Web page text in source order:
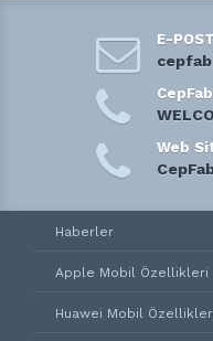
E-POST
Web
Haberler
Apple Mobil Özellikleri
Huawei Mobil